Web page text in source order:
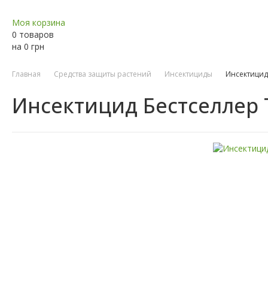
Моя корзина
0 товаров
на 0 грн
Главная Средства защиты растений Инсектициды
Инсектицид Бестселлер